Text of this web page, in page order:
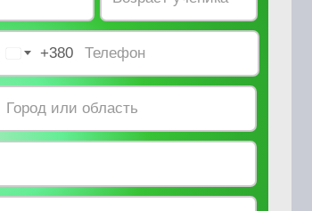
Ukraine +380
+380